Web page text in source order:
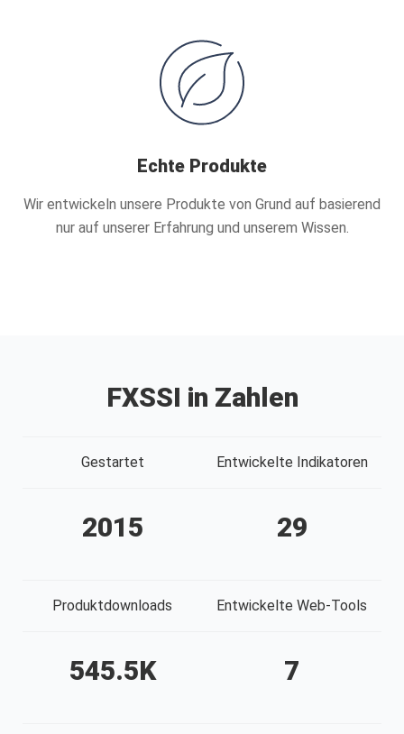
Echte Produkte
Wir entwickeln unsere Produkte von Grund auf basierend
nur auf unserer Erfahrung und unserem Wissen.
FXSSI in Zahlen
Gestartet
2015
Entwickelte Indikatoren
29
Produktdownloads
545.5K
Entwickelte Web-Tools
7